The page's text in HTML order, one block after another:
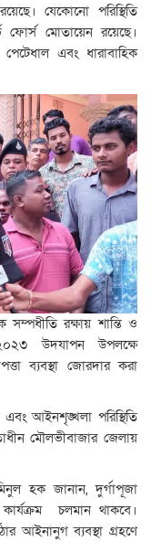
যেকোনো পরিস্থিতি
ফোর্স মোতায়েন রয়েছে।
এবং ধারাবাহিক
রক্ষায় শান্তি ও
উদযাপন উপলক্ষে
ব্যবস্থা জোরদার করা
এবং আইনশৃঙ্খলা পরিস্থিতি
মৌলভীবাজার জেলায়
হক জানান, দুর্গাপূজা
চলমান থাকবে।
আইনানুগ ব্যবস্থা গ্রহণে